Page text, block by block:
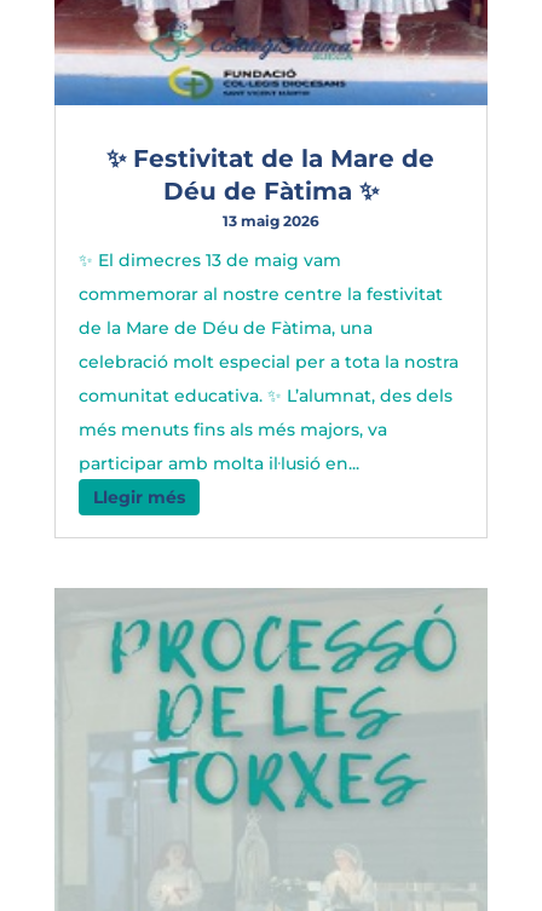
✨ Festivitat de la Mare de
Déu de Fàtima ✨
13 maig 2026
✨ El dimecres 13 de maig vam
commemorar al nostre centre la festivitat
de la Mare de Déu de Fàtima, una
celebració molt especial per a tota la nostra
comunitat educativa. ✨ L’alumnat, des dels
més menuts fins als més majors, va
participar amb molta il·lusió en...
Llegir més